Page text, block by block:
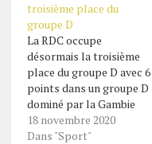
troisième place du
groupe D
La RDC occupe
désormais la troisième
place du groupe D avec 6
points dans un groupe D
dominé par la Gambie
(1ère avec 7pts, +2) et le
Gabon (2ème avec 7pts,
18 novembre 2020
Dans "Sport"